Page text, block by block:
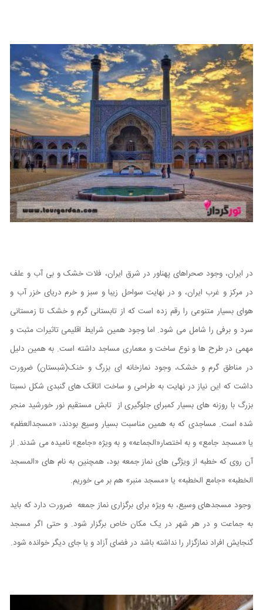
در ایران، وجود صحراهای پهناور در شرق ایران، فلات خشک و بی آب و علف
در مرکز و غرب ایران، و در نهایت سواحل زیبا و سبز و خرم دریای خزر آب و
هوای بسیار متنوعی را رقم زده است که از تابستانی گرم و خشک تا زمستانی
سرد و برفی را شامل می شود. اما وجود همین شرایط اقلیمی تاثیرات مثبت و
مهمی در طرح ها و نوع ساخت و معماری مساجد داشته است. به همین دلیل
در مناطق گرم و خشک، وجود نمازخانه ای بزرگ و خنک(شبستان) ضرورت
داشت که این نیاز در نهایت به طراحی و ساخت اتاقک های گنبدی شکل نسبتا
بزرگ با روزنه های بسیار کمبرای جلوگیری از تابش مستقیم نور خورشید منجر
شده است. مساجدی که به همین مناسبت بسیار وسیع بودند، «مسجدالعظم»
یا «مسجد جامع» و به اختصار«الجماعه» و به ویژه «جامع» نامیده می شدند. از
آن روی که خطبه از ویژگی های نماز جمعه بود، همچنین به نام های «المسجد
الخطبه» «جامع الخطبه» یا «مسجد منبر» هم بر می خوریم.
وجود مسجدهای وسیع، به ویژه برای برگزاری نماز جمعه ضرورت دارد که باید
به جماعت و در هر شهر در یک مکان خاص برگزار شود. و حتی اگر مسجد
گنجایش افراد نمازگزار را نداشته باشد در فضای آزاد و یا جای دیگر خوانده شود.